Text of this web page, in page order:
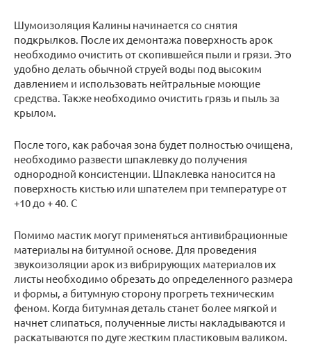
Шумоизоляция Калины начинается со снятия
подкрылков. После их демонтажа поверхность арок
необходимо очистить от скопившейся пыли и грязи. Это
удобно делать обычной струей воды под высоким
давлением и использовать нейтральные моющие
средства. Также необходимо очистить грязь и пыль за
крылом.
После того, как рабочая зона будет полностью очищена,
необходимо развести шпаклевку до получения
однородной консистенции. Шпаклевка наносится на
поверхность кистью или шпателем при температуре от
+10 до + 40. С
Помимо мастик могут применяться антивибрационные
материалы на битумной основе. Для проведения
звукоизоляции арок из вибрирующих материалов их
листы необходимо обрезать до определенного размера
и формы, а битумную сторону прогреть техническим
феном. Когда битумная деталь станет более мягкой и
начнет слипаться, полученные листы накладываются и
раскатываются по дуге жестким пластиковым валиком.